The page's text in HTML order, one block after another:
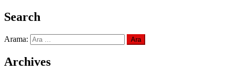
Search
Arama:
Archives